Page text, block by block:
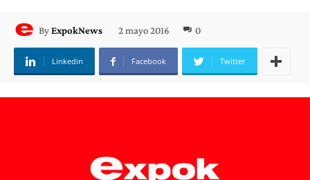
ByExpokNews 2 mayo 2016 0
Linkedin Facebook Twitter